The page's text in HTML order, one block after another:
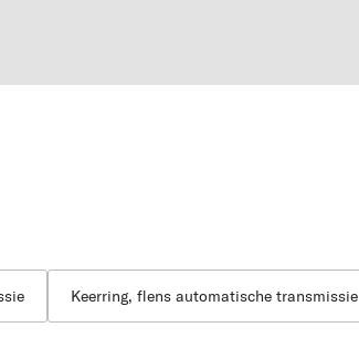
Keerring, flens automatische transmissie